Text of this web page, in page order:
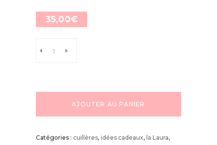
35,00€
AJOUTER AU PANIER
Catégories : cuillères, idées cadeaux, la Laura,